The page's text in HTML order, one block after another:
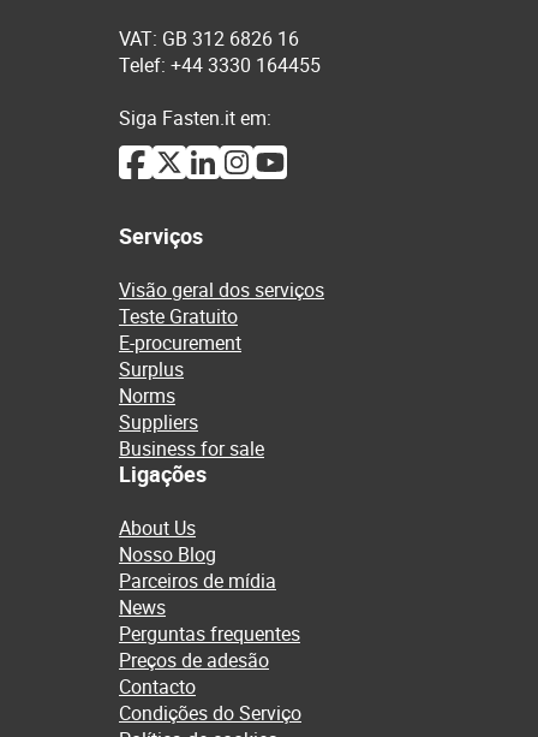
VAT: GB 312 6826 16
Telef: +44 3330 164455
Siga Fasten.it em:
Serviços
Visão geral dos serviços
Teste Gratuito
E-procurement
Surplus
Norms
Suppliers
Business for sale
Ligações
About Us
Nosso Blog
Parceiros de mídia
News
Perguntas frequentes
Preços de adesão
Contacto
Condições do Serviço